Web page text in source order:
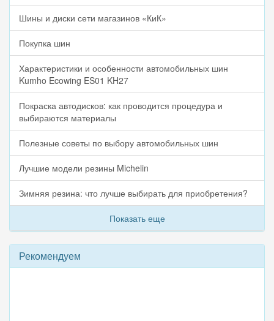
Шины и диски сети магазинов «КиК»
Покупка шин
Характеристики и особенности автомобильных шин
Kumho Ecowing ES01 KH27
Покраска автодисков: как проводится процедура и
выбираются материалы
Полезные советы по выбору автомобильных шин
Лучшие модели резины Michelin
Зимняя резина: что лучше выбирать для приобретения?
Показать еще
Рекомендуем